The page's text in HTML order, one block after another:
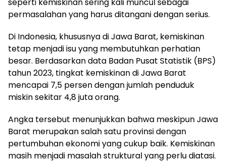
permasalahan yang harus ditangani dengan serius.
Di Indonesia, khususnya di Jawa Barat, kemiskinan
tetap menjadi isu yang membutuhkan perhatian
besar. Berdasarkan data Badan Pusat Statistik (BPS)
tahun 2023, tingkat kemiskinan di Jawa Barat
mencapai 7,5 persen dengan jumlah penduduk
miskin sekitar 4,8 juta orang.
Angka tersebut menunjukkan bahwa meskipun Jawa
Barat merupakan salah satu provinsi dengan
pertumbuhan ekonomi yang cukup baik. Kemiskinan
masih menjadi masalah struktural yang perlu diatasi.